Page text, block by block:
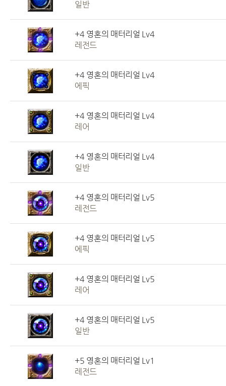
일반
+4 영혼의 매터리얼 Lv4
레전드
+4 영혼의 매터리얼 Lv4
에픽
+4 영혼의 매터리얼 Lv4
레어
+4 영혼의 매터리얼 Lv4
일반
+4 영혼의 매터리얼 Lv5
레전드
+4 영혼의 매터리얼 Lv5
에픽
+4 영혼의 매터리얼 Lv5
레어
+4 영혼의 매터리얼 Lv5
일반
+5 영혼의 매터리얼 Lv1
레전드